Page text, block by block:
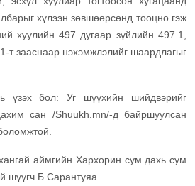
хүлээн зөвшөөрсөнд тооцно гэж
хуулийн 497 дугаар зүйлийн 497.1,
т зааснаар нэхэмжлэлийг шаардлагыг
үзэх бол: Уг шүүхийн шийдвэрийг
сан /Shuukh.mn/-д байршуулсан
аймгийн Хархорин сум дахь сум
шүүгч Б.Сарантуяа